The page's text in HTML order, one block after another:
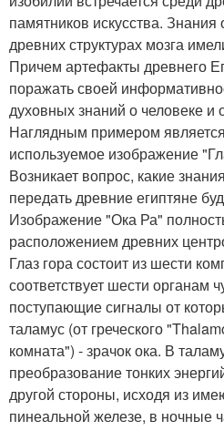
памятников искусства.
древних структурах мозга
Причем артефакты древнего
поражать своей
духовных знаний о человеке и
Наглядным примером
используемое изображение
Возникает вопрос, какие
передать древние египтяне
Изображение "Ока Ра"
расположением древних
Глаз гора состоит из шести
соответствует шести органам
поступающие сигналы от
таламус (от греческого
комната") - зрачок ока. В
преобразование тонких
другой стороны, исходя из
пинеальной железе, в ночные